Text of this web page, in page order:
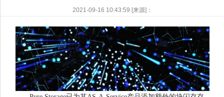
2021-09-16 10:43:59 [来源]：